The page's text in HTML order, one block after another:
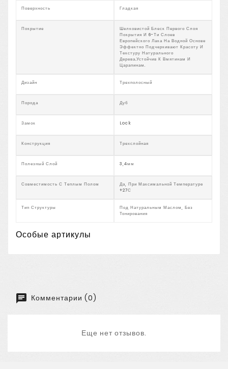
Поверхность Гладкая
Покрытие
Шелковистой Блеск Первого Слоя
Покрытия И 6-Ти Слоев
Европейского Лака На Водной Основе
Эффектно Подчеркивают Красоту И
Текстуру Натурального
Дерева.Устойчив К Вмятинам И
Царапинам.
Дизайн Трехполосный
Порода Дуб
Замок Lock
Конструкция Трехслойная
Полезный Слой 3,4мм
Совместимость С Теплым Полом
Да, При Максимальной Температуре
+27С
Тип Структуры
Под Натуральным Маслом, Без
Тонирования
Особые артикулы
Комментарии (0)
Еще нет отзывов.